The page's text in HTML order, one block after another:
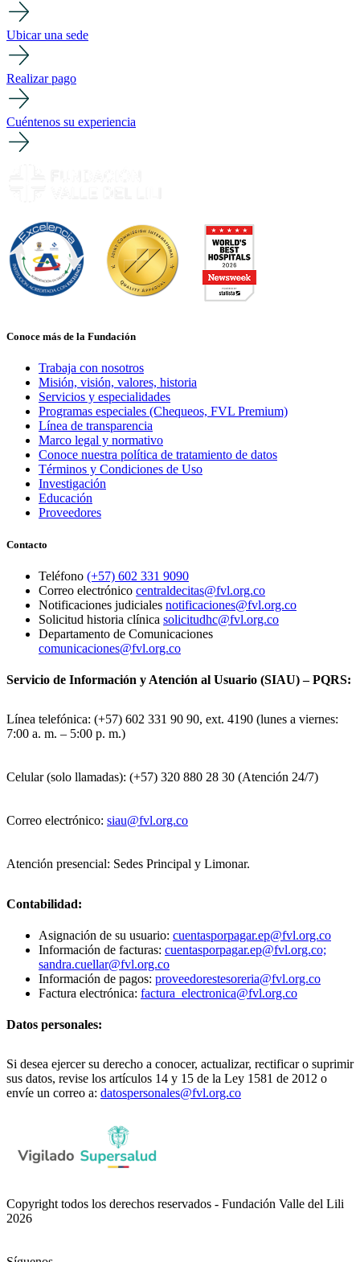
Ubicar una sede
Realizar pago
Cuéntenos su experiencia
Conoce más de la Fundación
Trabaja con nosotros
Misión, visión, valores, historia
Servicios y especialidades
Programas especiales (Chequeos, FVL Premium)
Línea de transparencia
Marco legal y normativo
Conoce nuestra política de tratamiento de datos
Términos y Condiciones de Uso
Investigación
Educación
Proveedores
Contacto
Teléfono (+57) 602 331 9090
Correo electrónico centraldecitas@fvl.org.co
Notificaciones judiciales notificaciones@fvl.org.co
Solicitud historia clínica solicitudhc@fvl.org.co
Departamento de Comunicaciones
comunicaciones@fvl.org.co
Servicio de Información y Atención al Usuario (SIAU) – PQRS:
Línea telefónica: (+57) 602 331 90 90, ext. 4190 (lunes a viernes:
7:00 a. m. – 5:00 p. m.)
Celular (solo llamadas): (+57) 320 880 28 30 (Atención 24/7)
Correo electrónico: siau@fvl.org.co
Atención presencial: Sedes Principal y Limonar.
Contabilidad:
Asignación de su usuario: cuentasporpagar.ep@fvl.org.co
Información de facturas: cuentasporpagar.ep@fvl.org.co;
sandra.cuellar@fvl.org.co
Información de pagos: proveedorestesoreria@fvl.org.co
Factura electrónica: factura_electronica@fvl.org.co
Datos personales:
Si desea ejercer su derecho a conocer, actualizar, rectificar o suprimir
sus datos, revise los artículos 14 y 15 de la Ley 1581 de 2012 o
envíe un correo a: datospersonales@fvl.org.co
Copyright todos los derechos reservados - Fundación Valle del Lili
2026